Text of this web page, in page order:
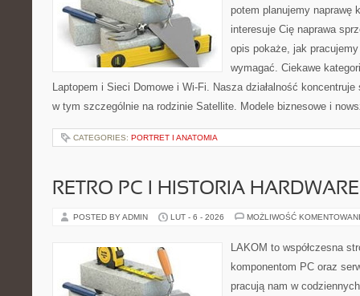
potem planujemy naprawę
interesuje Cię naprawa
opis pokaże, jak
wymagać. Ciekawe
Laptopem i Sieci Domowe i Wi-Fi. Nasza działalność
w tym szczególnie na rodzinie Satellite. Modele biznesowe i
CATEGORIES: PORTRET I ANATOMIA
RETRO PC I HISTORIA
POSTED BY ADMIN LUT - 6 - 2026 MOŻLIWOŚĆ
LAKOM to współczesna
komponentom PC oraz
pracują nam w